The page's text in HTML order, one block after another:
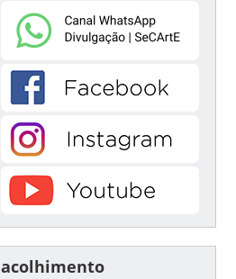
acolhimento